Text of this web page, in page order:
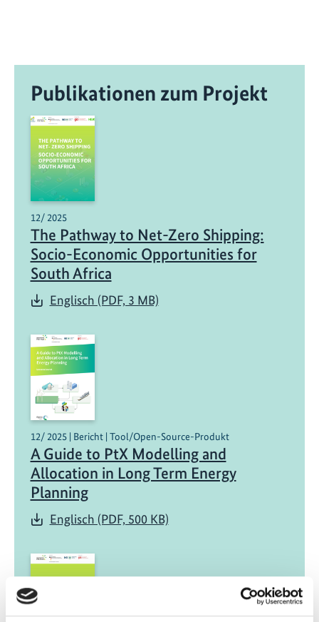
Publikationen zum Projekt
12/ 2025
The Pathway to Net-Zero Shipping:
Socio-Economic Opportunities for
South Africa
Englisch (PDF, 3 MB)
12/ 2025 | Bericht | Tool/Open-Source-Produkt
A Guide to PtX Modelling and
Allocation in Long Term Energy
Planning
Englisch (PDF, 500 KB)